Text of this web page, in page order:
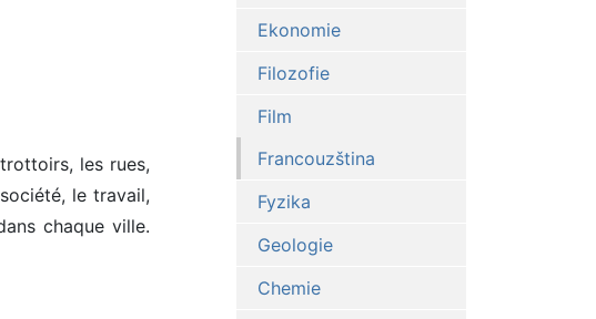
les rues,
le travail,
chaque ville.
Ekonomie
Filozofie
Film
Francouzština
Fyzika
Geologie
Chemie